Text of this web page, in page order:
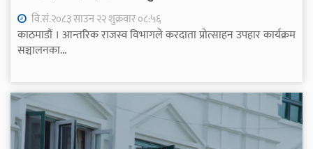
वि.सं.२०८३ साउन २२ शुक्रवार ०८:५६
काठमाडौं । आन्तरिक राजस्व विभागले करदाता प्रोत्साहन उपहार कार्यक्रम
सञ्चालनका...